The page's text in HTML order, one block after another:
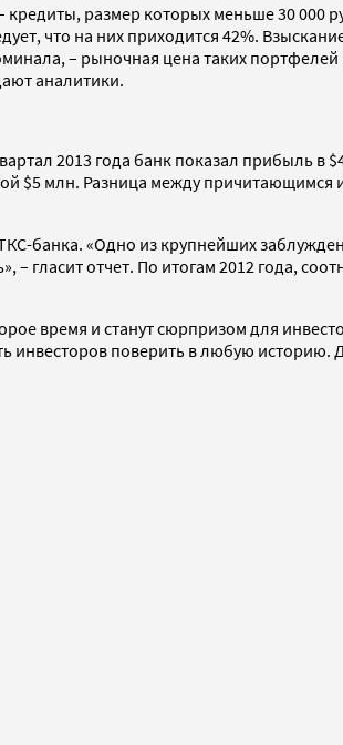
размер которых меньше 30 000
что на них приходится 42%.
– рыночная цена таких
аналитики.
2013 года банк показал прибыль
$5 млн. Разница между
банка. «Одно из крупнейших
гласит отчет. По итогам 2012 года,
время и станут сюрпризом для
инвесторов поверить в любую